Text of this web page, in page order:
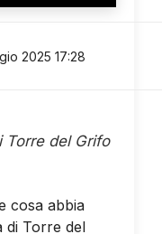
2025 17:28
Torre del Grifo
cosa abbia
di Torre del